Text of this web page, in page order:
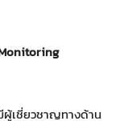
ผู้เชี่ยวชาญทางด้าน